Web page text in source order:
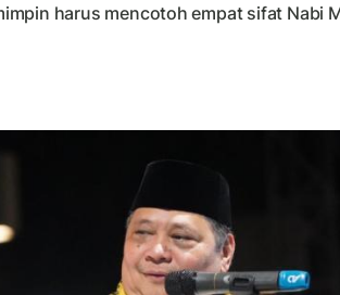
harus mencotoh empat sifat Nabi